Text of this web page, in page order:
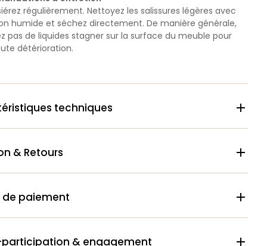
régulièrement. Nettoyez les salissures légères avec
humide et séchez directement. De manière générale,
pas de liquides stagner sur la surface du meuble pour
détérioration.
techniques 
& Retours 
de paiement 
participation & engagement 